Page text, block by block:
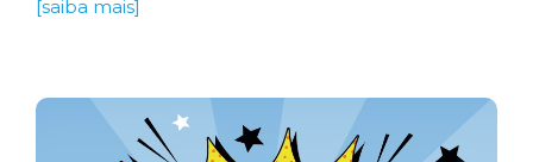
[saiba mais]